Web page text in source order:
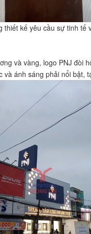
thiết kế yêu cầu sự tinh tế
và vàng, logo PNJ đòi
ánh sáng phải nổi